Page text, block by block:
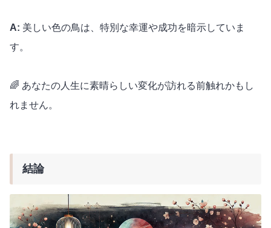
A: 美しい色の鳥は、特別な幸運や成功を暗示していま
す。
🌈 あなたの人生に素晴らしい変化が訪れる前触れかもし
れません。
結論